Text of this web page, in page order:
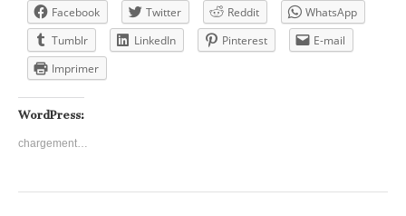
Facebook Twitter Reddit
WhatsApp
Tumblr
LinkedIn Pinterest
E-mail
Imprimer
WordPress:
chargement…